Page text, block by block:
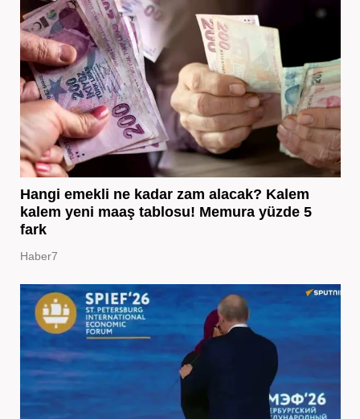
Hangi emekli ne kadar zam alacak? Kalem
kalem yeni maaş tablosu! Memura yüzde 5
fark
Haber7